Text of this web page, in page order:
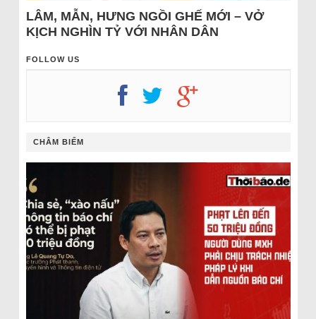
LÂM, MẪN, HƯNG NGỒI GHẾ MỚI – VỞ
KỊCH NGHÌN TỶ VỚI NHÂN DÂN
FOLLOW US
CHÂM BIẾM